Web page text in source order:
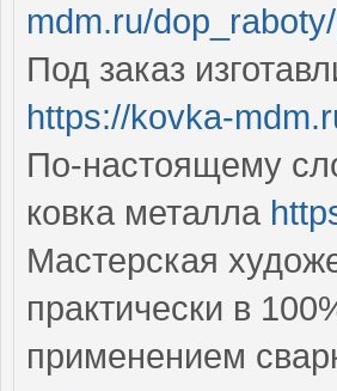
mdm.ru/
Под заказ
https://kovka-
По-настоящему
ковка металла
Мастерская
практически в
применением